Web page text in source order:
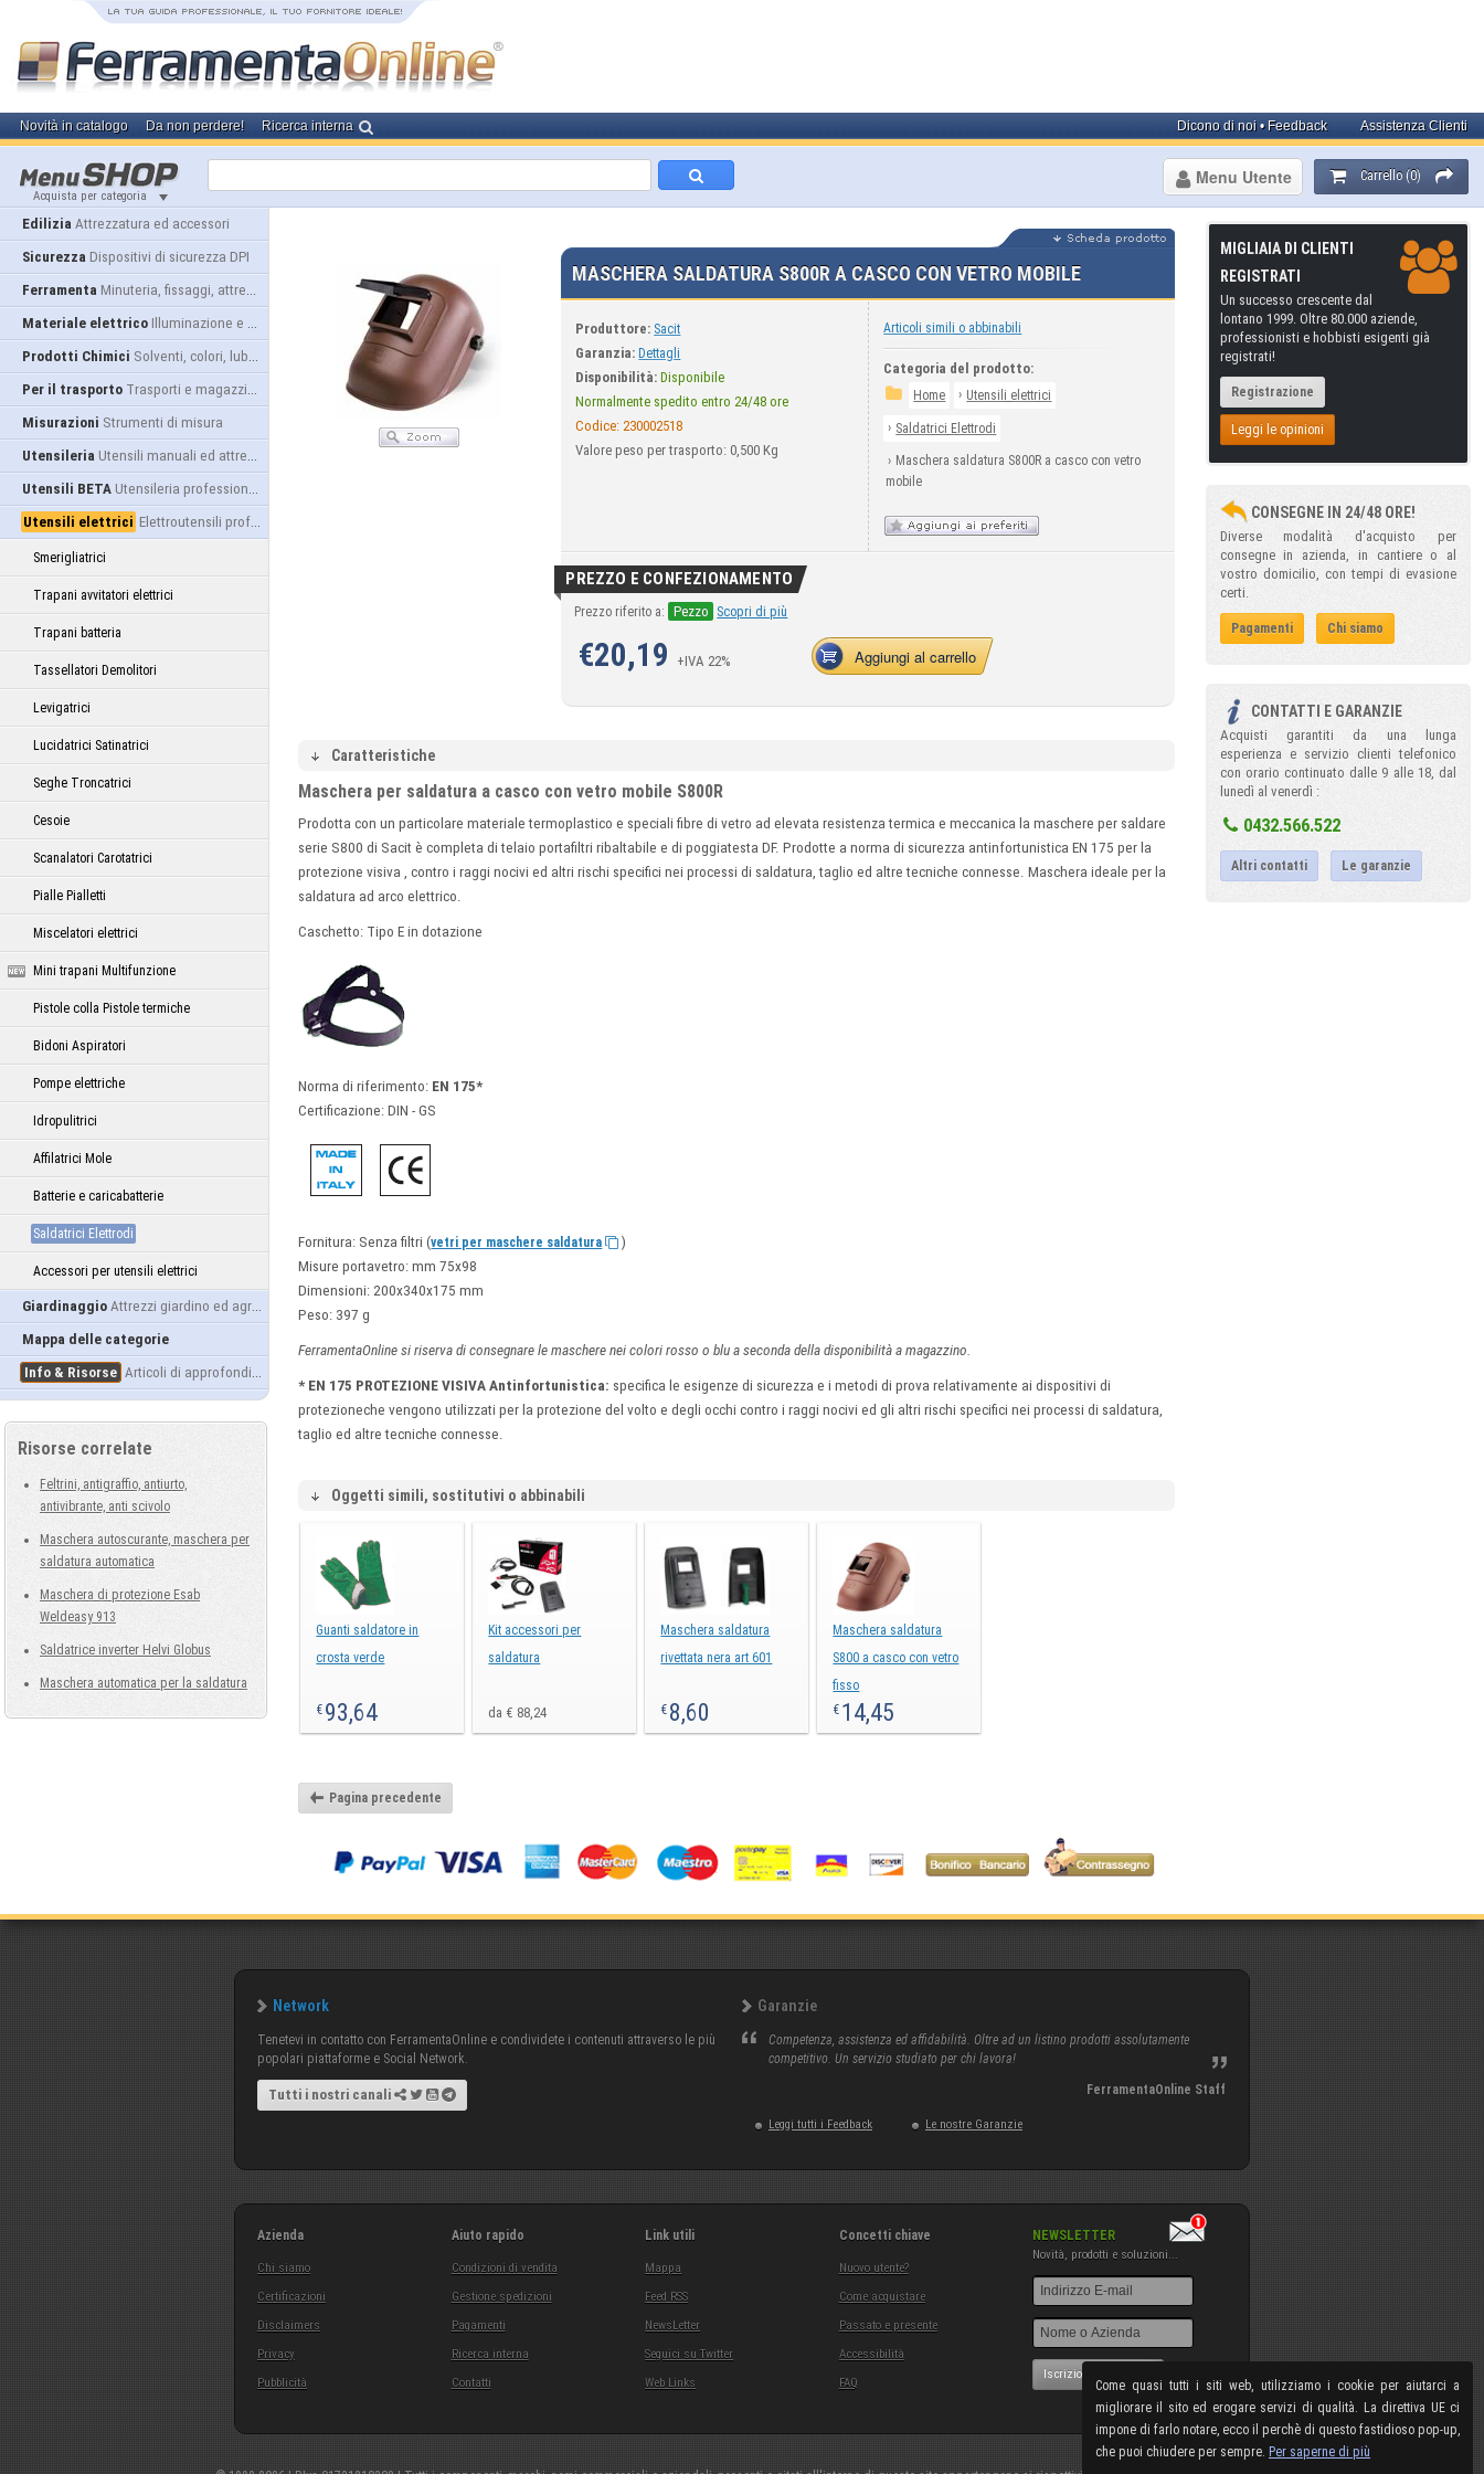
Come quasi tutti i siti web, utilizziamo i cookie per aiutarci a
migliorare il sito ed erogare servizi di qualità. La direttiva UE ci
impone di farlo notare, ecco il perchè di questo fastidioso pop-up,
che puoi chiudere per sempre. Per saperne di più
Novità in catalogo Da non perdere! Ricerca interna Assistenza Clienti
Dicono di noi • Feedback
Acquista per categoria
Carrello (0)
Menu Utente
Edilizia Attrezzatura ed accessori
Sicurezza Dispositivi di sicurezza DPI
Ferramenta Minuteria, fissaggi, attrezzatura
Materiale elettrico Illuminazione e alimentazione
Prodotti Chimici Solventi, colori, lubrificanti...
Per il trasporto Trasporti e magazzino
Misurazioni Strumenti di misura
Utensileria Utensili manuali ed attrezzature
Utensili BETA Utensileria professionale
Utensili elettrici Elettroutensili professionali
Smerigliatrici
Trapani avvitatori elettrici
Trapani batteria
Tassellatori Demolitori
Levigatrici
Lucidatrici Satinatrici
Seghe Troncatrici
Cesoie
Scanalatori Carotatrici
Pialle Pialletti
Miscelatori elettrici
Mini trapani Multifunzione
Pistole colla Pistole termiche
Bidoni Aspiratori
Pompe elettriche
Idropulitrici
Affilatrici Mole
Batterie e caricabatterie
Saldatrici Elettrodi
Accessori per utensili elettrici
Giardinaggio Attrezzi giardino ed agricoltura
Mappa delle categorie
Info & Risorse Articoli di approfondimento
Risorse correlate
Feltrini, antigraffio, antiurto,
antivibrante, anti scivolo
Maschera autoscurante, maschera per
saldatura automatica
Maschera di protezione Esab
Weldeasy 913
Saldatrice inverter Helvi Globus
Maschera automatica per la saldatura
MASCHERA SALDATURA S800R A CASCO CON VETRO MOBILE
Produttore: Sacit
Garanzia: Dettagli
Disponibilità: Disponibile
Normalmente spedito entro 24/48 ore
Codice:230002518
Valore peso per trasporto: 0,500 Kg
Articoli simili o abbinabili
Categoria del prodotto:
Home › Utensili elettrici
› Saldatrici Elettrodi
› Maschera saldatura S800R a casco con vetro
mobile
PREZZO E CONFEZIONAMENTO
Prezzo riferito a: Pezzo Scopri di più
€20,19 +IVA 22% Aggiungi al carrello
Caratteristiche
Maschera per saldatura a casco con vetro mobile S800R
Prodotta con un particolare materiale termoplastico e speciali fibre di vetro ad elevata resistenza termica e meccanica la maschere per saldare
serie S800 di Sacit è completa di telaio portafiltri ribaltabile e di poggiatesta DF. Prodotte a norma di sicurezza antinfortunistica EN 175 per la
protezione visiva , contro i raggi nocivi ed altri rischi specifici nei processi di saldatura, taglio ed altre tecniche connesse. Maschera ideale per la
saldatura ad arco elettrico.
Caschetto: Tipo E in dotazione
Norma di riferimento: EN 175*
Certificazione: DIN - GS
Fornitura: Senza filtri (vetri per maschere saldatura
)
Misure portavetro: mm 75x98
Dimensioni: 200x340x175 mm
Peso: 397 g
FerramentaOnline si riserva di consegnare le maschere nei colori rosso o blu a seconda della disponibilità a magazzino.
* EN 175 PROTEZIONE VISIVA Antinfortunistica: specifica le esigenze di sicurezza e i metodi di prova relativamente ai dispositivi di
protezioneche vengono utilizzati per la protezione del volto e degli occhi contro i raggi nocivi ed gli altri rischi specifici nei processi di saldatura,
taglio ed altre tecniche connesse.
Oggetti simili, sostitutivi o abbinabili
Guanti saldatore in
crosta verde
€ 93,64
Kit accessori per
saldatura
da € 88,24
Maschera saldatura
rivettata nera art 601
€ 8,60
Maschera saldatura
S800 a casco con vetro
fisso
€ 14,45
Pagina precedente
MIGLIAIA DI CLIENTI
REGISTRATI
Un successo crescente dal
lontano 1999. Oltre 80.000 aziende,
professionisti e hobbisti esigenti già
registrati!
Registrazione
Leggi le opinioni
CONSEGNE IN 24/48 ORE!
Diverse modalità d'acquisto per
consegne in azienda, in cantiere o al
vostro domicilio, con tempi di evasione
certi.
Pagamenti Chi siamo
CONTATTI E GARANZIE
Acquisti garantiti da una lunga
esperienza e servizio clienti telefonico
con orario continuato dalle 9 alle 18, dal
lunedì al venerdì :
0432.566.522
Altri contatti Le garanzie
Network
Tenetevi in contatto con FerramentaOnline e condividete i contenuti attraverso le più
popolari piattaforme e Social Network.
Tutti i nostri canali
Garanzie
Competenza, assistenza ed affidabilità. Oltre ad un listino prodotti assolutamente
competitivo. Un servizio studiato per chi lavora!
FerramentaOnline Staff
Leggi tutti i Feedback Le nostre Garanzie
Azienda
Chi siamo
Certificazioni
Disclaimers
Privacy
Pubblicità
Aiuto rapido
Condizioni di vendita
Gestione spedizioni
Pagamenti
Ricerca interna
Contatti
Link utili
Mappa
Feed RSS
NewsLetter
Seguici su Twitter
Web Links
Concetti chiave
Nuovo utente?
Come acquistare
Passato e presente
Accessibilità
FAQ
NEWSLETTER
Novità, prodotti e soluzioni...
Iscrizione NewsLetter